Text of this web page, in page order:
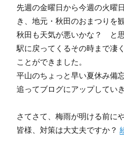
先週の金曜日から今週の火曜
き、地元・秋田のおまつりを
秋田も天気が悪いかな？ と
駅に戻ってくるその時まで凄
ことができました。
平山のちょっと早い夏休み備
追ってブログにアップしてい
さてさて、梅雨が明ける前に
皆様、対策は大丈夫ですか？